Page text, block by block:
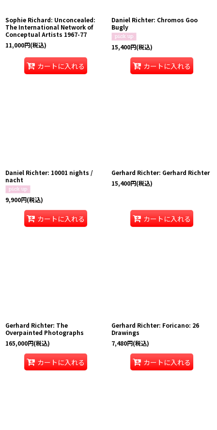
Sophie Richard: Unconcealed:
The International Network of
Conceptual Artists 1967-77
11,000円(税込)
カートに入れる
Daniel Richter: Chromos Goo
Bugly
15,400円(税込)
カートに入れる
Daniel Richter: 10001 nights /
nacht
9,900円(税込)
カートに入れる
Gerhard Richter: Gerhard Richter
15,400円(税込)
カートに入れる
Gerhard Richter: The
Overpainted Photographs
165,000円(税込)
カートに入れる
Gerhard Richter: Foricano: 26
Drawings
7,480円(税込)
カートに入れる